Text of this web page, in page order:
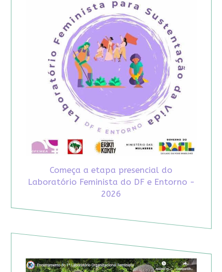
Começa a etapa presencial do
Laboratório Feminista do DF e Entorno -
2026